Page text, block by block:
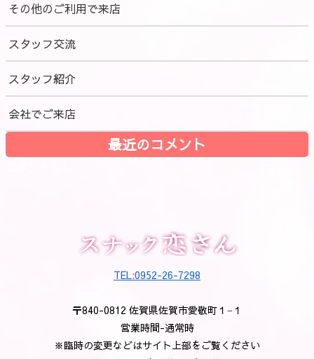
その他のご利用で来店
スタッフ交流
スタッフ紹介
会社でご来店
最近のコメント
TEL:0952-26-7298
〒840-0812 佐賀県佐賀市愛敬町１−１
営業時間-通常時
※臨時の変更などはサイト上部をご覧ください